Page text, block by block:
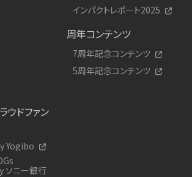
インパクトレポート2025
周年コンテンツ
7周年記念コンテンツ
5周年記念コンテンツ
ウドファン
Yogibo
ニー銀行